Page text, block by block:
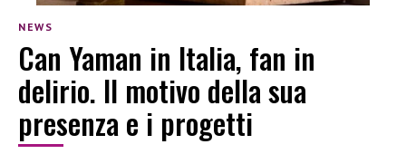
NEWS
Can Yaman in Italia, fan in
delirio. Il motivo della sua
presenza e i progetti